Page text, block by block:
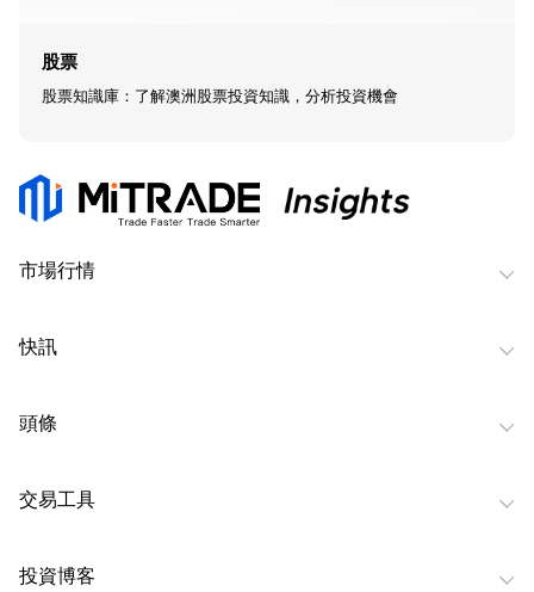
股票
股票知識庫：了解澳洲股票投資知識，分析投資機會
市場行情
快訊
頭條
交易工具
投資博客